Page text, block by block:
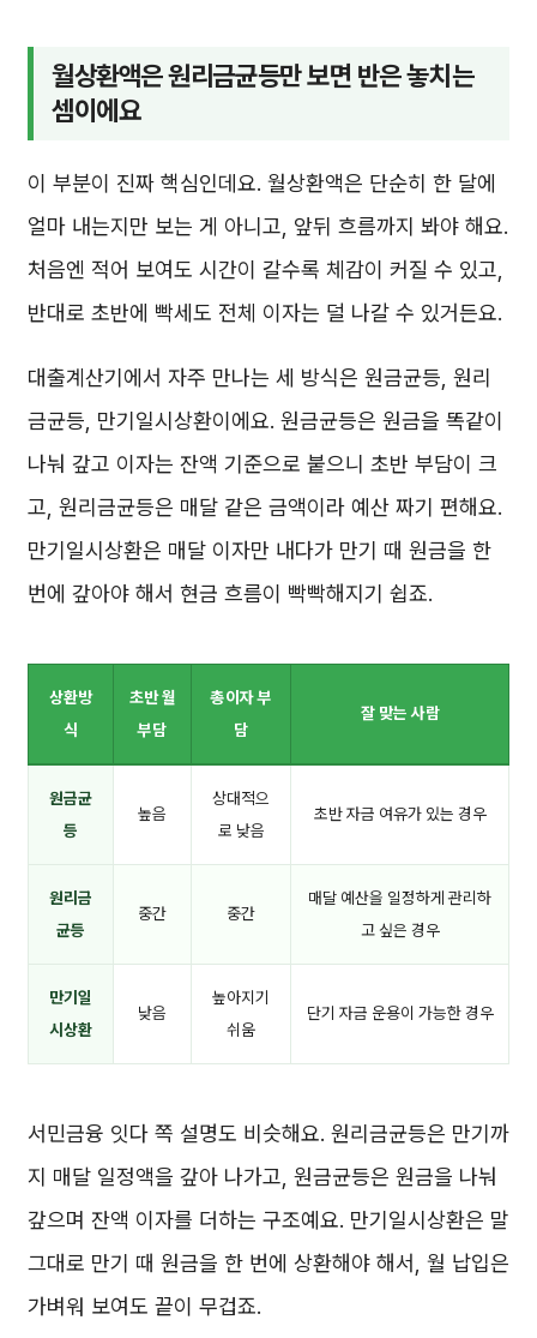
월상환액은 원리금균등만 보면 반은 놓치는
셈이에요
이 부분이 진짜 핵심인데요. 월상환액은 단순히 한 달에
얼마 내는지만 보는 게 아니고, 앞뒤 흐름까지 봐야 해요.
처음엔 적어 보여도 시간이 갈수록 체감이 커질 수 있고,
반대로 초반에 빡세도 전체 이자는 덜 나갈 수 있거든요.
대출계산기에서 자주 만나는 세 방식은 원금균등, 원리
금균등, 만기일시상환이에요. 원금균등은 원금을 똑같이
나눠 갚고 이자는 잔액 기준으로 붙으니 초반 부담이 크
고, 원리금균등은 매달 같은 금액이라 예산 짜기 편해요.
만기일시상환은 매달 이자만 내다가 만기 때 원금을 한
번에 갚아야 해서 현금 흐름이 빡빡해지기 쉽죠.
상환방
식
초반 월
부담
총이자 부
담
잘 맞는 사람
원금균
등
높음
상대적으
로 낮음
초반 자금 여유가 있는 경우
원리금
균등
중간 중간
매달 예산을 일정하게 관리하
고 싶은 경우
만기일
시상환
낮음
높아지기
쉬움
단기 자금 운용이 가능한 경우
서민금융 잇다 쪽 설명도 비슷해요. 원리금균등은 만기까
지 매달 일정액을 갚아 나가고, 원금균등은 원금을 나눠
갚으며 잔액 이자를 더하는 구조예요. 만기일시상환은 말
그대로 만기 때 원금을 한 번에 상환해야 해서, 월 납입은
가벼워 보여도 끝이 무겁죠.